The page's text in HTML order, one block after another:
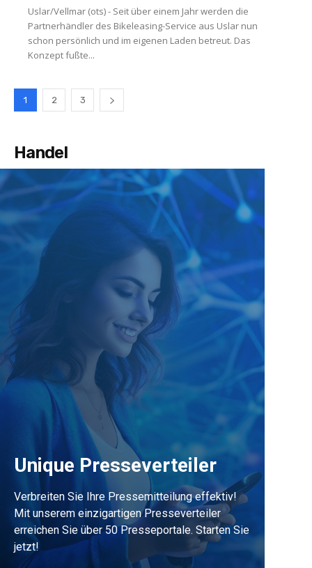
Uslar/Vellmar (ots) - Seit über einem Jahr werden die
Partnerhändler des Bikeleasing-Service aus Uslar nun
schon persönlich und im eigenen Laden betreut. Das
Konzept fußte...
1 2 3
Handel
Unique Presseverteiler
Verbreiten Sie Ihre Pressemitteilung effektiv!
Mit unserem einzigartigen Presseverteiler
erreichen Sie über 50 Presseportale. Starten Sie
jetzt!